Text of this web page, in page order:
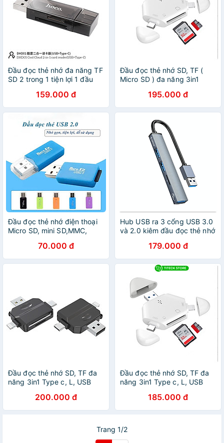
Đầu đọc thẻ nhớ đa năng TF
SD 2 trong 1 tiện lợi 1 đầu
Hỗ trợ dung lượng 2TB -
hàng chính hãng
159.000 đ
Đầu đọc thẻ nhớ SD, TF (
Micro SD ) đa năng 3in1
thoại Android, máy tính, PC,
laptop
195.000 đ
Đầu đọc thẻ nhớ điện thoại
Micro SD, mini SD,MMC,
Nhập Khẩu - Giao Màu Ngẫu
Nhiên
70.000 đ
Hub USB ra 3 cổng USB 3.0
và 2.0 kiêm đầu đọc thẻ nhớ
Hàng Chính Hãng
179.000 đ
Đầu đọc thẻ nhớ SD, TF đa
năng 3in1 Type c, L, USB
máy ảnh - Hàng nhập khẩu
200.000 đ
Đầu đọc thẻ nhớ SD, TF đa
năng 3in1 Type c, L, USB
máy ảnh - Hàng nhập khẩu
185.000 đ
Trang 1/2